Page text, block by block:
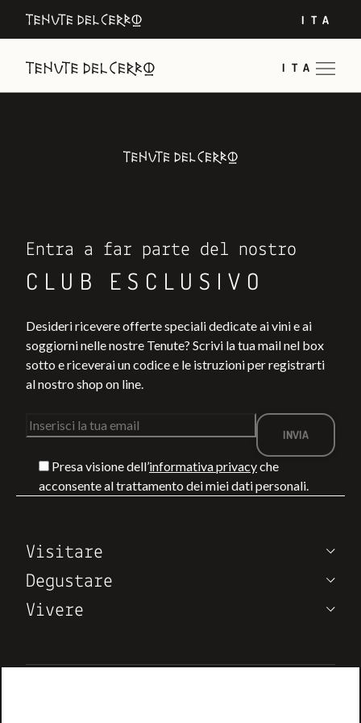
ITA
ITA
TRA LA VIA
FRANCIGENA E IL
TREKKING IN
TOSCANA
LEGGI DI PIÙ
COSA FARE A
DEGUSTAZIONI
ED
Entra a far parte del nostro
CLUB ESCLUSIVO
Desideri ricevere offerte speciali dedicate ai vini e ai
soggiorni nelle nostre Tenute? Scrivi la tua mail nel box
sotto e riceverai un codice e le istruzioni per registrarti
al nostro shop on line.
Presa visione dell’informativa privacyche
acconsente al trattamento dei miei dati personali.
Visitare
Degustare
Vivere